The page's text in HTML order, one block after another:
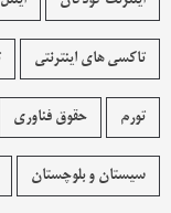
تاکسی های اینترنتی
تورم حقوق فناوری
سیستان و بلوچستان